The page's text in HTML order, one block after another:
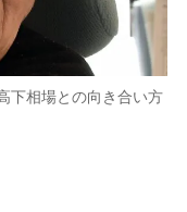
下相場との向き合い方